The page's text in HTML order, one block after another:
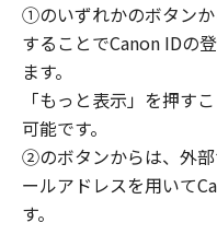
①のいずれかのボタン
することでCanon IDの
ます。
「もっと表示」を押す
可能です。
②のボタンからは、外
ールアドレスを用いて
す。